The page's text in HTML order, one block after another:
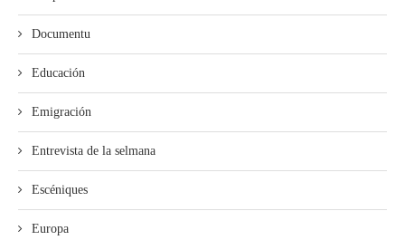
Documentu
Educación
Emigración
Entrevista de la selmana
Escéniques
Europa